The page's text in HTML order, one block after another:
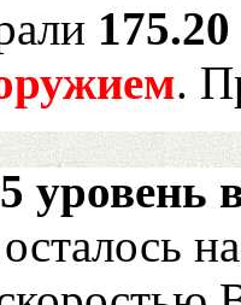
.
уровень